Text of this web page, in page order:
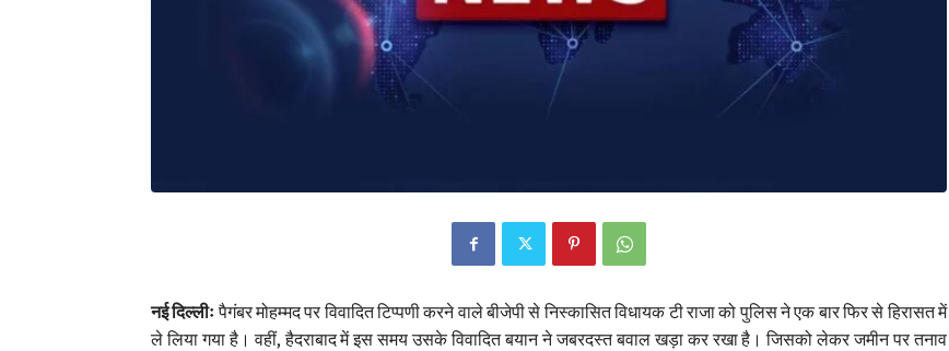
नई दिल्लीःपैगंबर मोहम्मद पर विवादित टिप्पणी करने वाले बीजेपी से निस्कासित विधायक टी राजा को पुलिस ने एक बार फिर से हिरासत में
ले लिया गया है। वहीं, हैदराबाद में इस समय उसके विवादित बयान ने जबरदस्त बवाल खड़ा कर रखा है। जिसको लेकर जमीन पर तनाव